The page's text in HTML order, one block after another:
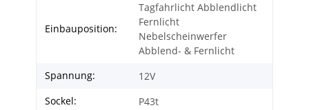
Einbauposition:
Tagfahrlicht Abblendlicht
Fernlicht
Nebelscheinwerfer
Abblend- & Fernlicht
Spannung:
12V
Sockel:
P43t